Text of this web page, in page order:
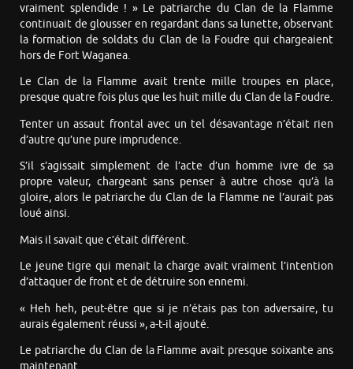
vraiment splendide ! » Le patriarche du Clan de la Flamme
continuait de glousser en regardant dans sa lunette, observant
la formation de soldats du Clan de la Foudre qui chargeaient
hors de Fort Waganea.
Le Clan de la Flamme avait trente mille troupes en place,
presque quatre fois plus que les huit mille du Clan de la Foudre.
Tenter un assaut frontal avec un tel désavantage n’était rien
d’autre qu’une pure imprudence.
S’il s’agissait simplement de l’acte d’un homme ivre de sa
propre valeur, chargeant sans penser à autre chose qu’à la
gloire, alors le patriarche du Clan de la Flamme ne l’aurait pas
loué ainsi.
Mais il savait que c’était différent.
Le jeune tigre qui menait la charge avait vraiment l’intention
d’attaquer de front et de détruire son ennemi.
« Heh heh, peut-être que si je n’étais pas ton adversaire, tu
aurais également réussi », a-t-il ajouté.
Le patriarche du Clan de la Flamme avait presque soixante ans